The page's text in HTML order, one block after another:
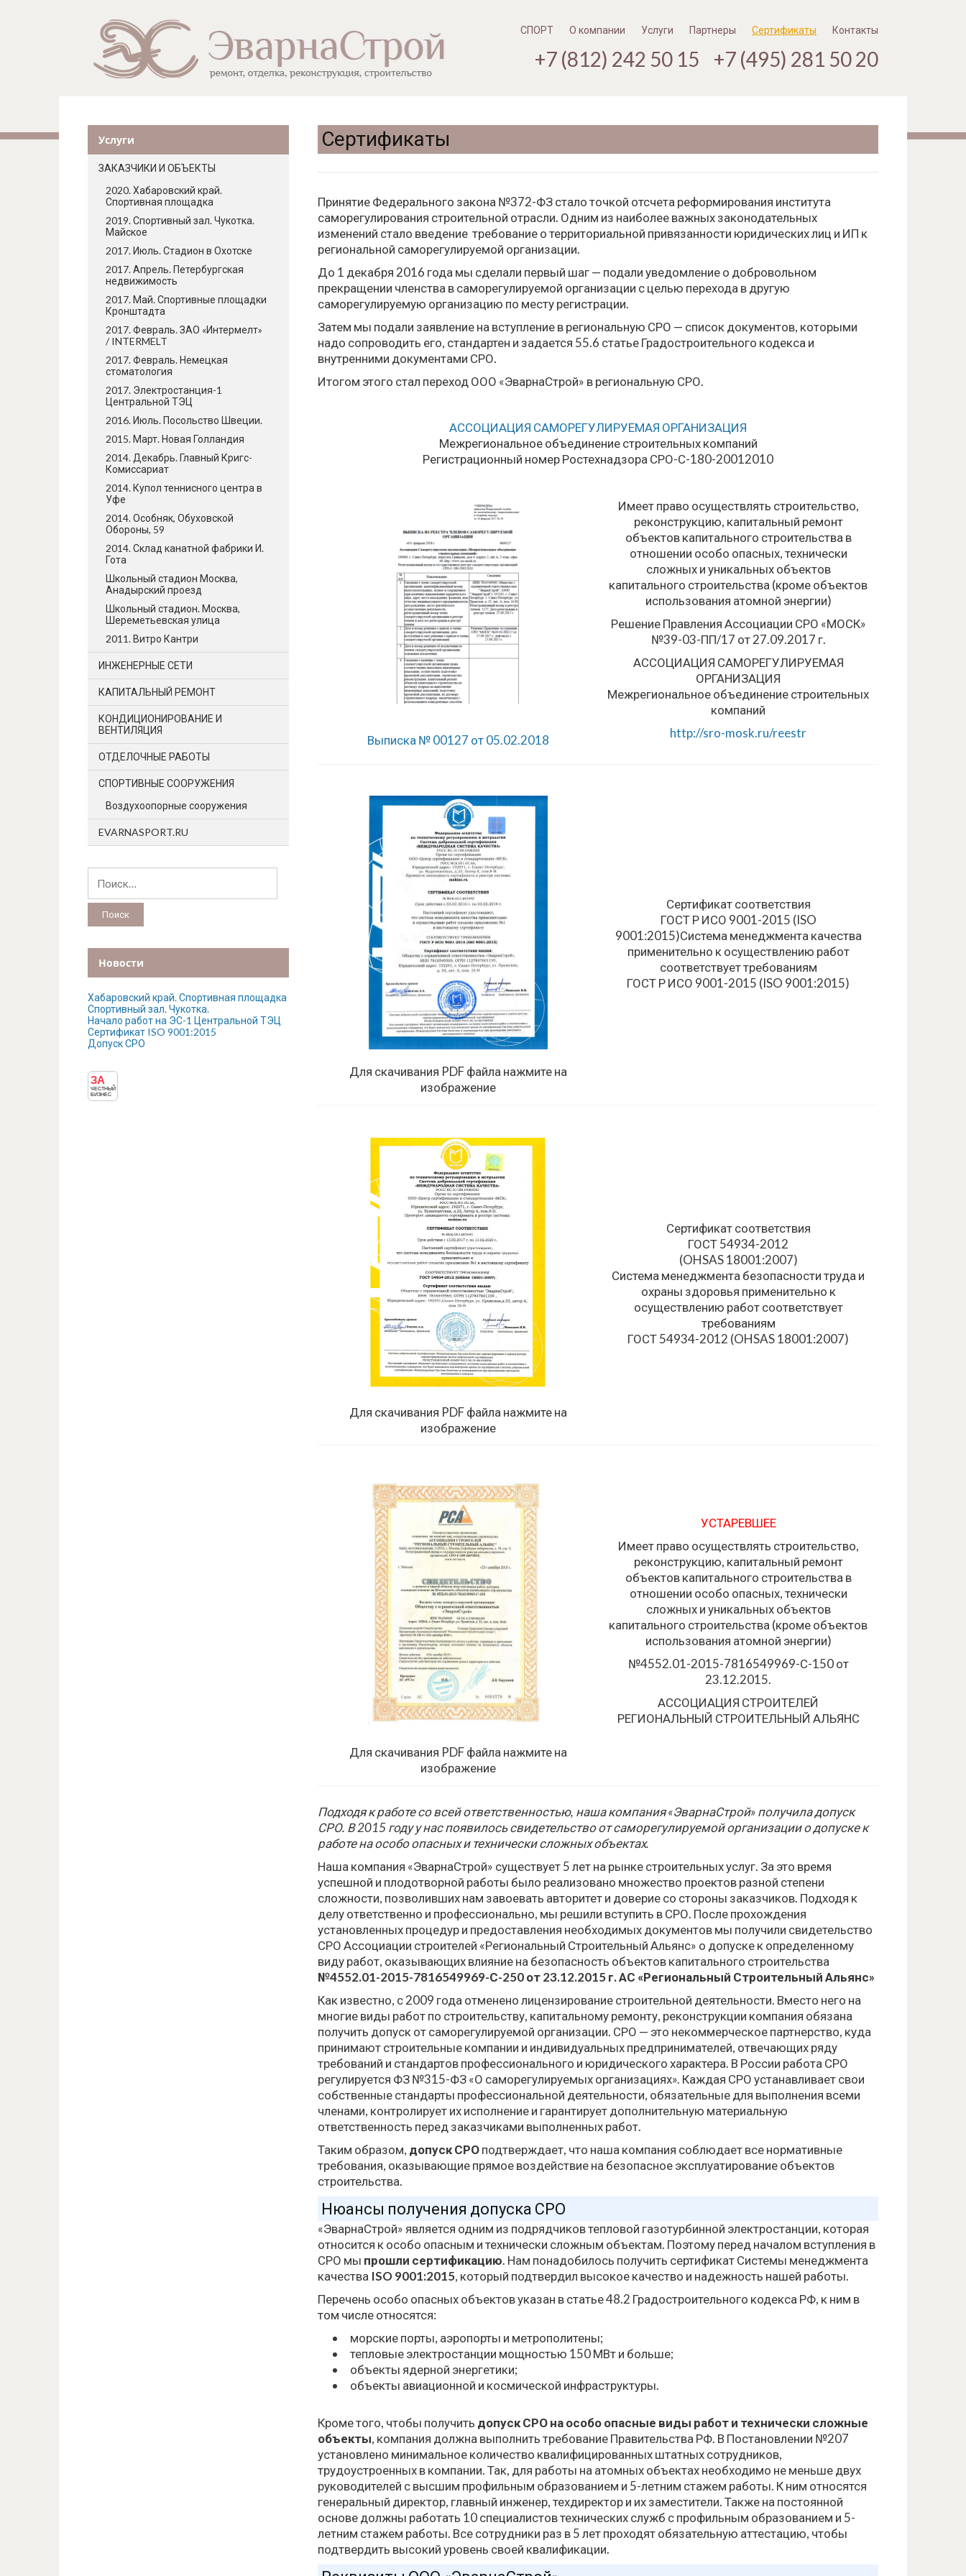
содержимому
СПОРТ О компании Услуги Партнеры Сертификаты Контакты
+7 (812) 242 50 15 +7 (495) 281 50 20
Сертификаты
Принятие Федерального закона №372-ФЗ стало точкой отсчета реформирования института
саморегулирования строительной отрасли. Одним из наиболее важных законодательных
изменений стало введение требование о территориальной привязанности юридических лиц и ИП к
региональной саморегулируемой организации.
До 1 декабря 2016 года мы сделали первый шаг — подали уведомление о добровольном
прекращении членства в саморегулируемой организации с целью перехода в другую
саморегулируемую организацию по месту регистрации.
Затем мы подали заявление на вступление в региональную СРО — список документов, которыми
надо сопроводить его, стандартен и задается 55.6 статье Градостроительного кодекса и
внутренними документами СРО.
Итогом этого стал переход ООО «ЭварнаСтрой» в региональную СРО.
АССОЦИАЦИЯ САМОРЕГУЛИРУЕМАЯ ОРГАНИЗАЦИЯ
Межрегиональное объединение строительных компаний
Регистрационный номер Ростехнадзора СРО-С-180-20012010
Выписка № 00127 от 05.02.2018
Имеет право осуществлять строительство,
реконструкцию, капитальный ремонт
объектов капитального строительства в
отношении особо опасных, технически
сложных и уникальных объектов
капитального строительства (кроме объектов
использования атомной энергии)
Решение Правления Ассоциации СРО «МОСК»
№39-03-ПП/17 от 27.09.2017 г.
АССОЦИАЦИЯ САМОРЕГУЛИРУЕМАЯ
ОРГАНИЗАЦИЯ
Межрегиональное объединение строительных
компаний
http://sro-mosk.ru/reestr
Для скачивания PDF файла нажмите на
изображение
Сертификат соответствия
ГОСТ Р ИСО 9001-2015 (ISO
9001:2015)Система менеджмента качества
применительно к осуществлению работ
соответствует требованиям
ГОСТ Р ИСО 9001-2015 (ISO 9001:2015)
Для скачивания PDF файла нажмите на
изображение
Сертификат соответствия
ГОСТ 54934-2012
(OHSAS 18001:2007)
Система менеджмента безопасности труда и
охраны здоровья применительно к
осуществлению работ соответствует
требованиям
ГОСТ 54934-2012 (OHSAS 18001:2007)
Для скачивания PDF файла нажмите на
изображение
УСТАРЕВШЕЕ
Имеет право осуществлять строительство,
реконструкцию, капитальный ремонт
объектов капитального строительства в
отношении особо опасных, технически
сложных и уникальных объектов
капитального строительства (кроме объектов
использования атомной энергии)
№4552.01-2015-7816549969-С-150 от
23.12.2015.
АССОЦИАЦИЯ СТРОИТЕЛЕЙ
РЕГИОНАЛЬНЫЙ СТРОИТЕЛЬНЫЙ АЛЬЯНС
Подходя к работе со всей ответственностью, наша компания «ЭварнаСтрой» получила допуск
СРО. В 2015 году у нас появилось свидетельство от саморегулируемой организации о допуске к
работе на особо опасных и технически сложных объектах.
Наша компания «ЭварнаСтрой» существует 5 лет на рынке строительных услуг. За это время
успешной и плодотворной работы было реализовано множество проектов разной степени
сложности, позволивших нам завоевать авторитет и доверие со стороны заказчиков. Подходя к
делу ответственно и профессионально, мы решили вступить в СРО. После прохождения
установленных процедур и предоставления необходимых документов мы получили свидетельство
СРО Ассоциации строителей «Региональный Строительный Альянс» о допуске к определенному
виду работ, оказывающих влияние на безопасность объектов капитального строительства
№4552.01-2015-7816549969-С-250 от 23.12.2015 г. АС «Региональный Строительный Альянс»
Как известно, с 2009 года отменено лицензирование строительной деятельности. Вместо него на
многие виды работ по строительству, капитальному ремонту, реконструкции компания обязана
получить допуск от саморегулируемой организации. СРО — это некоммерческое партнерство, куда
принимают строительные компании и индивидуальных предпринимателей, отвечающих ряду
требований и стандартов профессионального и юридического характера. В России работа СРО
регулируется ФЗ №315-ФЗ «О саморегулируемых организациях». Каждая СРО устанавливает свои
собственные стандарты профессиональной деятельности, обязательные для выполнения всеми
членами, контролирует их исполнение и гарантирует дополнительную материальную
ответственность перед заказчиками выполненных работ.
Таким образом, допуск СРОподтверждает, что наша компания соблюдает все нормативные
требования, оказывающие прямое воздействие на безопасное эксплуатирование объектов
строительства.
Нюансы получения допуска СРО
«ЭварнаСтрой» является одним из подрядчиков тепловой газотурбинной электростанции, которая
относится к особо опасным и технически сложным объектам. Поэтому перед началом вступления в
СРО мы прошли сертификацию. Нам понадобилось получить сертификат Системы менеджмента
качества ISO9001:2015, который подтвердил высокое качество и надежность нашей работы.
Перечень особо опасных объектов указан в статье 48.2 Градостроительного кодекса РФ, к ним в
том числе относятся:
морские порты, аэропорты и метрополитены;
тепловые электростанции мощностью 150 МВт и больше;
объекты ядерной энергетики;
объекты авиационной и космической инфраструктуры.
Кроме того, чтобы получить допуск СРО на особо опасные виды работ и технически сложные
объекты, компания должна выполнить требование Правительства РФ. В Постановлении №207
установлено минимальное количество квалифицированных штатных сотрудников,
трудоустроенных в компании. Так, для работы на атомных объектах необходимо не меньше двух
руководителей с высшим профильным образованием и 5-летним стажем работы. К ним относятся
генеральный директор, главный инженер, техдиректор и их заместители. Также на постоянной
основе должны работать 10 специалистов технических служб с профильным образованием и 5-
летним стажем работы. Все сотрудники раз в 5 лет проходят обязательную аттестацию, чтобы
подтвердить высокий уровень своей квалификации.
Услуги
ЗАКАЗЧИКИ И ОБЪЕКТЫ
2020. Хабаровский край.
Спортивная площадка
2019. Спортивный зал. Чукотка.
Майское
2017. Июль. Стадион в Охотске
2017. Апрель. Петербургская
недвижимость
2017. Май. Спортивные площадки
Кронштадта
2017. Февраль. ЗАО «Интермелт»
/ INTERMELT
2017. Февраль. Немецкая
стоматология
2017. Электростанция-1
Центральной ТЭЦ
2016. Июль. Посольство Швеции.
2015. Март. Новая Голландия
2014. Декабрь. Главный Кригс-
Комиссариат
2014. Купол теннисного центра в
Уфе
2014. Особняк, Обуховской
Обороны, 59
2014. Склад канатной фабрики И.
Гота
Школьный стадион Москва,
Анадырский проезд
Школьный стадион. Москва,
Шереметьевская улица
2011. Витро Кантри
ИНЖЕНЕРНЫЕ СЕТИ
КАПИТАЛЬНЫЙ РЕМОНТ
КОНДИЦИОНИРОВАНИЕ И
ВЕНТИЛЯЦИЯ
ОТДЕЛОЧНЫЕ РАБОТЫ
СПОРТИВНЫЕ СООРУЖЕНИЯ
Воздухоопорные сооружения
EVARNASPORT.RU
Найти:
Новости
Хабаровский край. Спортивная площадка
Спортивный зал. Чукотка.
Начало работ на ЭС-1 Центральной ТЭЦ
Сертификат ISO 9001:2015
Допуск СРО
ЗА
ЧЕСТНЫЙ
БИЗНЕС